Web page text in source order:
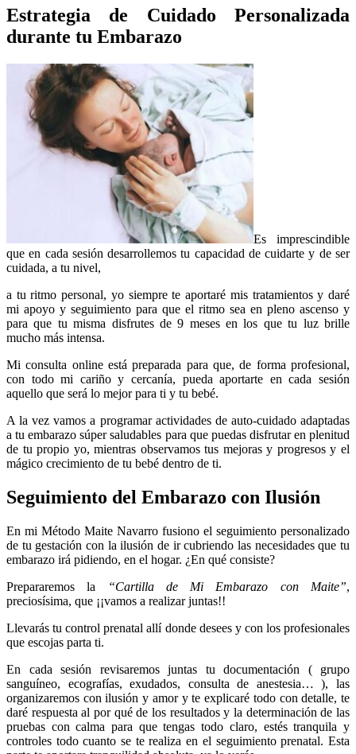
Estrategia de Cuidado Personalizada
durante tu Embarazo
Es imprescindible
que en cada sesión desarrollemos tu capacidad de cuidarte y de ser
cuidada, a tu nivel,
a tu ritmo personal, yo siempre te aportaré mis tratamientos y daré
mi apoyo y seguimiento para que el ritmo sea en pleno ascenso y
para que tu misma disfrutes de 9 meses en los que tu luz brille
mucho más intensa.
Mi consulta online está preparada para que, de forma profesional,
con todo mi cariño y cercanía, pueda aportarte en cada sesión
aquello que será lo mejor para ti y tu bebé.
A la vez vamos a programar actividades de auto-cuidado adaptadas
a tu embarazo súper saludables para que puedas disfrutar en plenitud
de tu propio yo, mientras observamos tus mejoras y progresos y el
mágico crecimiento de tu bebé dentro de ti.
Seguimiento del Embarazo con Ilusión
En mi Método Maite Navarro fusiono el seguimiento personalizado
de tu gestación con la ilusión de ir cubriendo las necesidades que tu
embarazo irá pidiendo, en el hogar. ¿En qué consiste?
Prepararemos la
“Cartilla de Mi Embarazo con Maite”,
preciosísima, que ¡¡vamos a realizar juntas!!
Llevarás tu control prenatal allí donde desees y con los profesionales
que escojas parta ti.
En cada sesión revisaremos juntas tu documentación ( grupo
sanguíneo, ecografías, exudados, consulta de anestesia… ), las
organizaremos con ilusión y amor y te explicaré todo con detalle, te
daré respuesta al por qué de los resultados y la determinación de las
pruebas con calma para que tengas todo claro, estés tranquila y
controles todo cuanto se te realiza en el seguimiento prenatal. Esta